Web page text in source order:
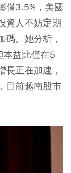
僅3.5%，美國
資人不妨定期
碼。她分析，
益比僅在5
正在加速，
目前越南股市